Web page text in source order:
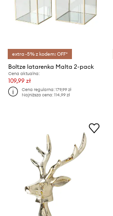
extra -5% z kodem: OFF*
Boltze latarenka Malta 2-pack
Cena aktualna:
109,99 zł
Cena regularna:179,99 zł
Najniższa cena:114,99 zł